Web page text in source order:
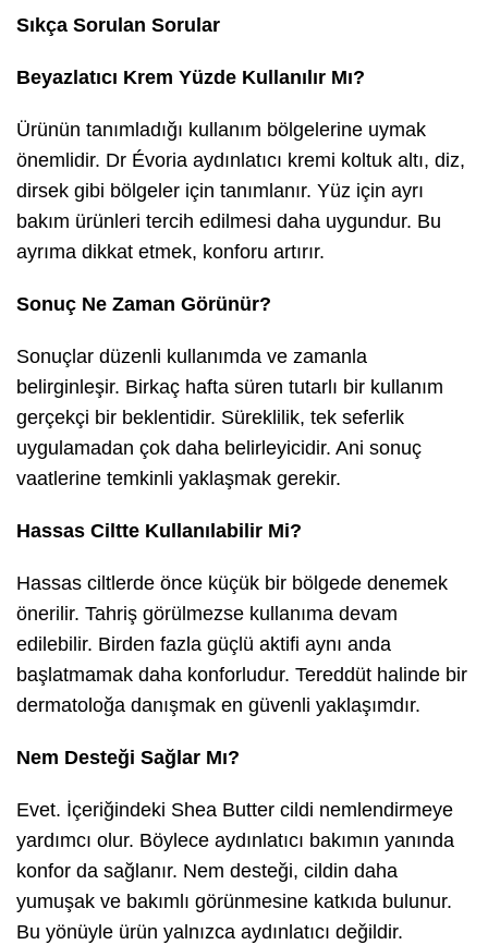
Sıkça Sorulan Sorular
Beyazlatıcı Krem Yüzde Kullanılır Mı?
Ürünün tanımladığı kullanım bölgelerine uymak
önemlidir. Dr Évoria aydınlatıcı kremi koltuk altı, diz,
dirsek gibi bölgeler için tanımlanır. Yüz için ayrı
bakım ürünleri tercih edilmesi daha uygundur. Bu
ayrıma dikkat etmek, konforu artırır.
Sonuç Ne Zaman Görünür?
Sonuçlar düzenli kullanımda ve zamanla
belirginleşir. Birkaç hafta süren tutarlı bir kullanım
gerçekçi bir beklentidir. Süreklilik, tek seferlik
uygulamadan çok daha belirleyicidir. Ani sonuç
vaatlerine temkinli yaklaşmak gerekir.
Hassas Ciltte Kullanılabilir Mi?
Hassas ciltlerde önce küçük bir bölgede denemek
önerilir. Tahriş görülmezse kullanıma devam
edilebilir. Birden fazla güçlü aktifi aynı anda
başlatmamak daha konforludur. Tereddüt halinde bir
dermatoloğa danışmak en güvenli yaklaşımdır.
Nem Desteği Sağlar Mı?
Evet. İçeriğindeki Shea Butter cildi nemlendirmeye
yardımcı olur. Böylece aydınlatıcı bakımın yanında
konfor da sağlanır. Nem desteği, cildin daha
yumuşak ve bakımlı görünmesine katkıda bulunur.
Bu yönüyle ürün yalnızca aydınlatıcı değildir.